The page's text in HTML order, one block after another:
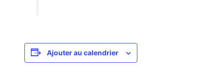
Ajouter au calendrier